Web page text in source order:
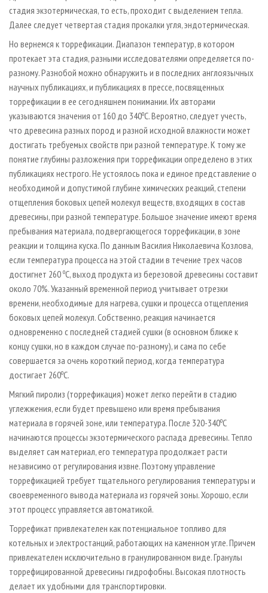
стадия экзотермическая, то есть, проходит с выделением тепла.
Далее следует четвертая стадия прокалки угля, эндотермическая.
Но вернемся к торрефикации. Диапазон температур, в котором
протекает эта стадия, разными исследователями определяется по-
разному. Разнобой можно обнаружить и в последних англоязычных
научных публикациях, и публикациях в прессе, посвященных
торрефикации в ее сегодняшнем понимании. Их авторами
указываются значения от 160 до 340оС. Вероятно, следует учесть,
что древесина разных пород и разной исходной влажности может
достигать требуемых свойств при разной температуре. К тому же
понятие глубины разложения при торрефикации определено в этих
публикациях нестрого. Не устоялось пока и единое представление о
необходимой и допустимой глубине химических реакций, степени
отщепления боковых цепей молекул веществ, входящих в состав
древесины, при разной температуре. Большое значение имеют время
пребывания материала, подвергающегося торрефикации, в зоне
реакции и толщина куска. По данным Василия Николаевича Козлова,
если температура процесса на этой стадии в течение трех часов
достигнет 260 оС, выход продукта из березовой древесины составит
около 70%. Указанный временной период учитывает отрезки
времени, необходимые для нагрева, сушки и процесса отщепления
боковых цепей молекул. Собственно, реакция начинается
одновременно с последней стадией сушки (в основном ближе к
концу сушки, но в каждом случае по-­разному), и сама по себе
совершается за очень короткий период, когда температура
достигает 260оС.
Мягкий пиролиз (торрефикация) может легко перейти в стадию
углежжения, если будет превышено или время пребывания
материала в горячей зоне, или температура. После 320-340оС
начинаются процессы экзотермического распада древесины. Тепло
выделяет сам материал, его температура продолжает расти
независимо от регулирования извне. Поэтому управление
торрефикацией требует тщательного регулирования температуры и
своевременного вывода материала из горячей зоны. Хорошо, если
этот процесс управляется автоматикой.
Торрефикат привлекателен как потенциальное топливо для
котельных и электростанций, работающих на каменном угле. Причем
привлекателен исключительно в гранулированном виде. Гранулы
торрефицированной древесины гидрофобны. Высокая плотность
делает их удобными для транспортировки.